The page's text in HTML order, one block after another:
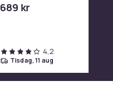
689 kr
4,2
tisdag, 11 aug